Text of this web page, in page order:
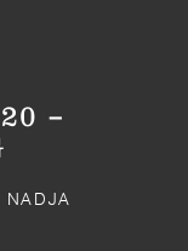
–
NADJA